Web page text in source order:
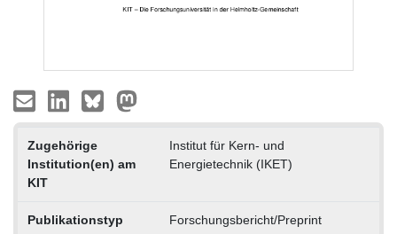
Zugehörige
Institution(en) am
KIT
Institut für Kern- und
Energietechnik (IKET)
Publikationstyp Forschungsbericht/Preprint